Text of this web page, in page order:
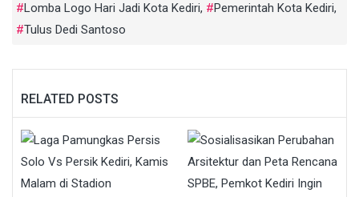
Lomba Logo Hari Jadi Kota Kediri, Pemerintah Kota Kediri,
Tulus Dedi Santoso
RELATED POSTS